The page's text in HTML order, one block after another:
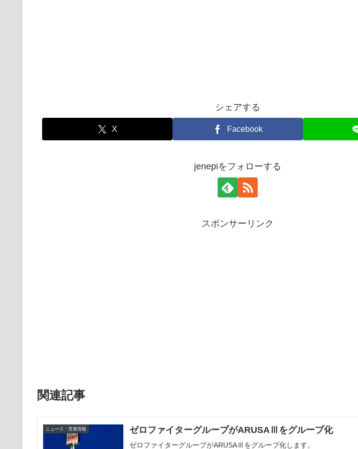
シェアする
X Facebook
jenepiをフォローする
スポンサーリンク
関連記事
ニュース・営業情報 ゼロファイターグループがARUSAⅢをグループ化
ゼロファイターグループがARUSAⅢをグループ化します。